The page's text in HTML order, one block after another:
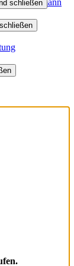
schließen